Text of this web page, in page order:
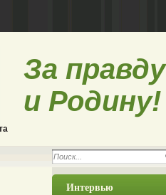
За правду
и Родину!
Интервью